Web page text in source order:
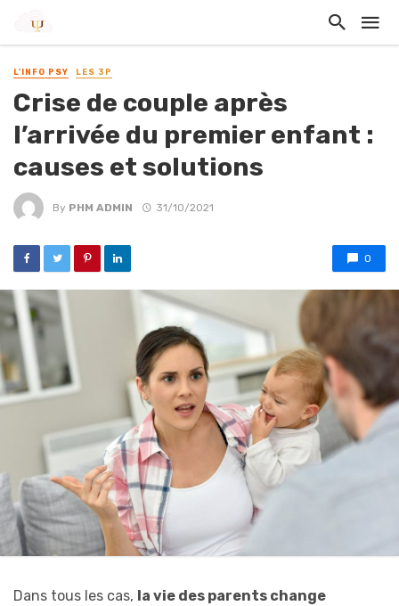
L'INFO PSY LES 3P
Crise de couple après
l’arrivée du premier enfant :
causes et solutions
By PHM ADMIN 31/10/2021
0
Dans tous les cas, la vie des parents change